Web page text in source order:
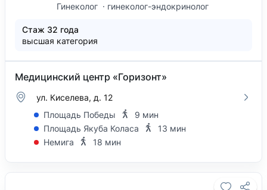
Гинеколог гинеколог-эндокринолог
Стаж 32 года
высшая категория
Медицинский центр «Горизонт»
ул. Киселева, д. 12
Площадь Победы
9 мин
Площадь Якуба Коласа
13 мин
Немига
18 мин